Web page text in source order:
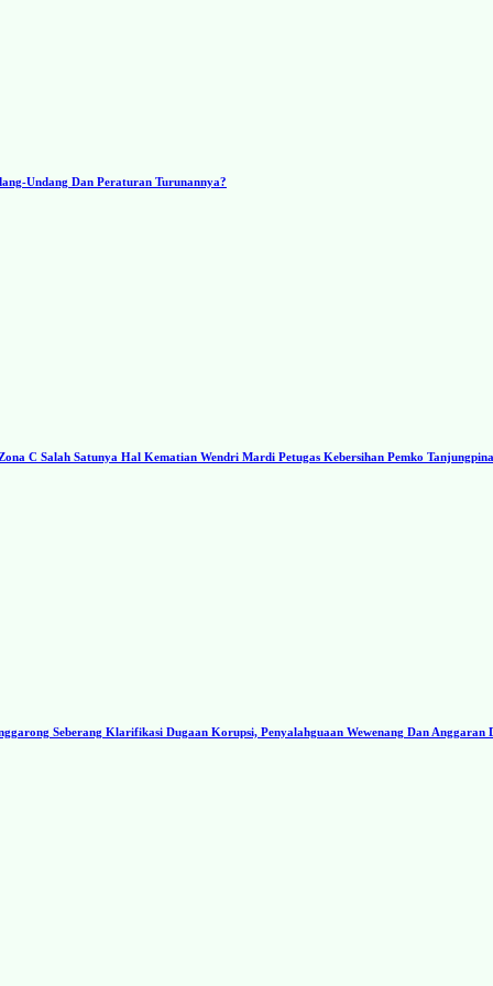
Undang Dan Peraturan Turunannya?
C Salah Satunya Hal Kematian Wendri Mardi Petugas Kebersihan Pemko
Seberang Klarifikasi Dugaan Korupsi, Penyalahguaan Wewenang Dan Anggaran